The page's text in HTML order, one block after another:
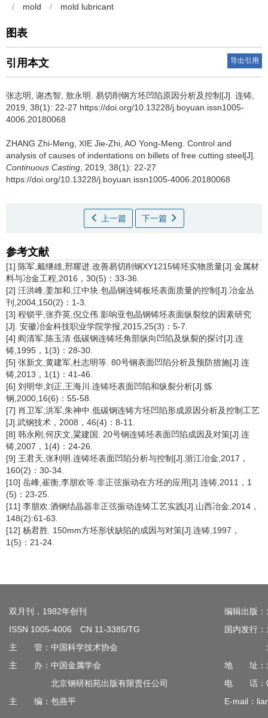
/
mold / mold lubricant
图表
引用本文 导出引用
张志明 谢杰智 敖永明
易切削钢方坯凹陷原因分析及控制[J]. 连铸,
2019, 38(1): 22-27 https://doi.org/10.13228/j.boyuan.issn1005-
4006.20180068
ZHANG Zhi-Meng XIE Jie-Zhi AO Yong-Meng Control and
analysis of causes of indentations on billets of free cutting steel[J].
Continuous Casting , 2019, 38(1): 22-27
https://doi.org/10.13228/j.boyuan.issn1005-4006.20180068
上一篇 下一篇
参考文献
[1] 陈军,戴继雄,邢耀进.改善易切削钢XY1215铸坯实物质量[J].金属材
料与冶金工程,2016，30(5)：33-36.
[2] 汪洪峰,姜加和,江中块.包晶钢连铸板坯表面质量的控制[J].冶金丛
刊,2004,150(2)：1-3.
[3] 程锁平,张乔英,倪立伟.影响亚包晶钢铸坯表面纵裂纹的因素研究
[J]. 安徽冶金科技职业学院学报,2015,25(3)：5-7.
[4] 阎清军,陈玉清.低碳钢连铸坯角部纵向凹陷及纵裂的探讨[J].连
铸,1995，1(3)：28-30.
[5] 张新文,黄建军,杜志明等. 80号钢表面凹陷分析及预防措施[J].连
铸,2013，1(1)：41-46.
[6] 刘明华,刘正,王海川.连铸坯表面凹陷和纵裂分析[J].炼
钢,2000,16(6)：55-58.
[7] 肖卫军,洪军,朱神中.低碳钢连铸方坯凹陷形成原因分析及控制工艺
[J].武钢技术，2008，46(4)：8-11.
[8] 韩永刚,何庆文,粱建国. 20号钢连铸坯表面凹陷成因及对策[J].连
铸,2007，1(4)：24-26.
[9] 王君天,张利明.连铸坯表面凹陷分析与控制[J].浙江冶金,2017，
160(2)：30-34.
[10] 岳峰,崔衡,李朋欢等.非正弦振动在方坯的应用[J].连铸,2011，1
(5)：23-25.
[11] 李朋欢.酒钢结晶器非正弦振动连铸工艺实践[J].山西冶金,2014，
148(2):61-63.
[12] 杨君胜. 150mm方坯形状缺陷的成因与对策[J].连铸,1997，
1(5)：21-24.
双月刊，1982年创刊
ISSN 1005-4006 CN 11-3385/TG
主 管：中国科学技术协会
主 办：中国金属学会
北京钢研柏苑出版有限责任公司
主 编：包燕平
编辑出版
国内发行
北京钢
地 址：北
电 话：
E-mail：